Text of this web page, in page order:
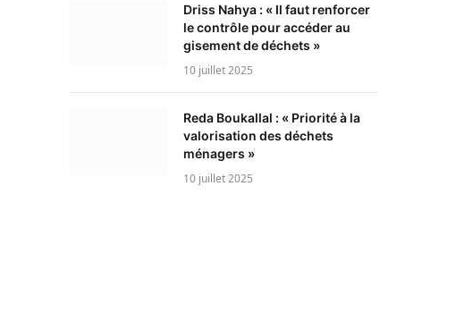
Driss Nahya : « Il faut renforcer
le contrôle pour accéder au
gisement de déchets »
10 juillet 2025
Reda Boukallal : « Priorité à la
valorisation des déchets
ménagers »
10 juillet 2025